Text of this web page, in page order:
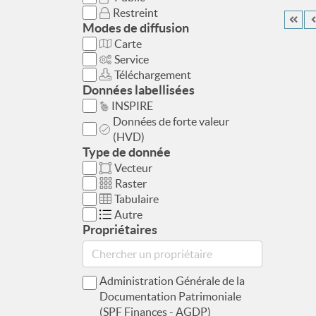
Restreint
Modes de diffusion
Carte
Service
Téléchargement
Données labellisées
INSPIRE
Données de forte valeur
(HVD)
Type de donnée
Vecteur
Raster
Tabulaire
Autre
Propriétaires
Administration Générale de la
Documentation Patrimoniale
(SPF Finances - AGDP)